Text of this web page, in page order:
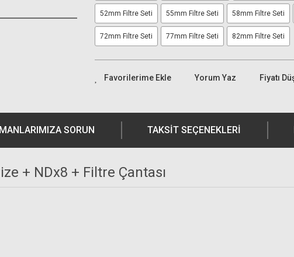
52mm Filtre Seti 55mm Filtre Seti 58mm Filtre Seti
72mm Filtre Seti 77mm Filtre Seti 82mm Filtre Seti
Yorum Yaz Fiyatı
SORUN TAKSIT SEÇENEKLERI
+ NDx8 + Filtre Çantası